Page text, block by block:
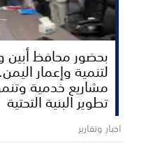
بحضور محافظ أبين
لتنمية وإعمار
مشاريع خدمية
تطوير البنية التحتية
اخبار وتقارير